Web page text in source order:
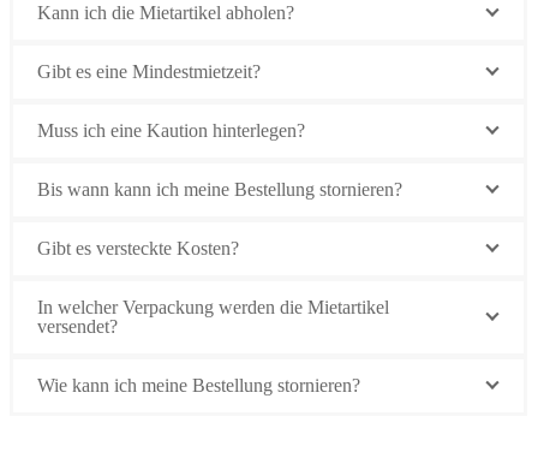
Kann ich die Mietartikel abholen?
Gibt es eine Mindestmietzeit?
Muss ich eine Kaution hinterlegen?
Bis wann kann ich meine Bestellung stornieren?
Gibt es versteckte Kosten?
In welcher Verpackung werden die Mietartikel
versendet?
Wie kann ich meine Bestellung stornieren?